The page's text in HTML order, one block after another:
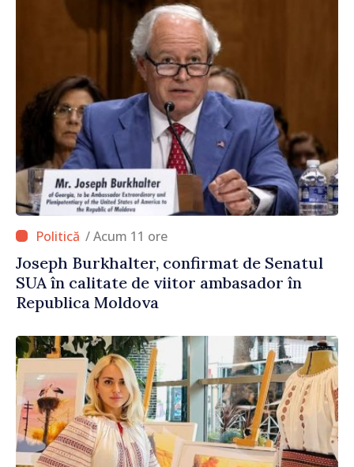
/ Acum 11 ore
Joseph Burkhalter, confirmat de Senatul
SUA în calitate de viitor ambasador în
Republica Moldova